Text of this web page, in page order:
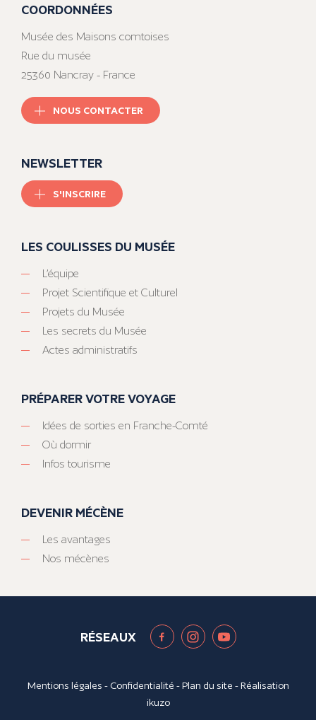
COORDONNÉES
Musée des Maisons comtoises
Rue du musée
25360 Nancray - France
NOUS CONTACTER
NEWSLETTER
S'INSCRIRE
LES COULISSES DU MUSÉE
L’équipe
Projet Scientifique et Culturel
Projets du Musée
Les secrets du Musée
Actes administratifs
PRÉPARER VOTRE VOYAGE
Idées de sorties en Franche-Comté
Où dormir
Infos tourisme
DEVENIR MÉCÈNE
Les avantages
Nos mécènes
RÉSEAUX
Mentions légales - Confidentialité -Plan du site - Réalisation
ikuzo